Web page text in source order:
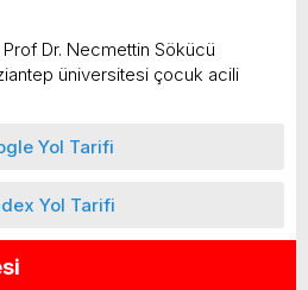
Dr. Necmettin Sökücü
üniversitesi çocuk acili
Yol Tarifi
Yol Tarifi